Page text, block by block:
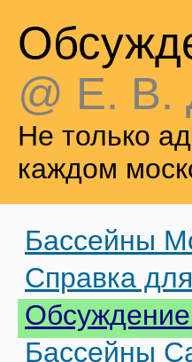
@ Е. В.
Не только
каждом
Бассейны
Справка
Бассейны